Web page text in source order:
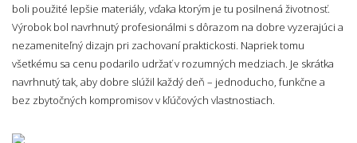
boli použité lepšie materiály, vďaka ktorým je tu posilnená životnosť.
Výrobok bol navrhnutý profesionálmi s dôrazom na dobre vyzerajúci a
nezameniteľný dizajn pri zachovaní praktickosti. Napriek tomu
všetkému sa cenu podarilo udržať v rozumných medziach. Je skrátka
navrhnutý tak, aby dobre slúžil každý deň – jednoducho, funkčne a
bez zbytočných kompromisov v kľúčových vlastnostiach.